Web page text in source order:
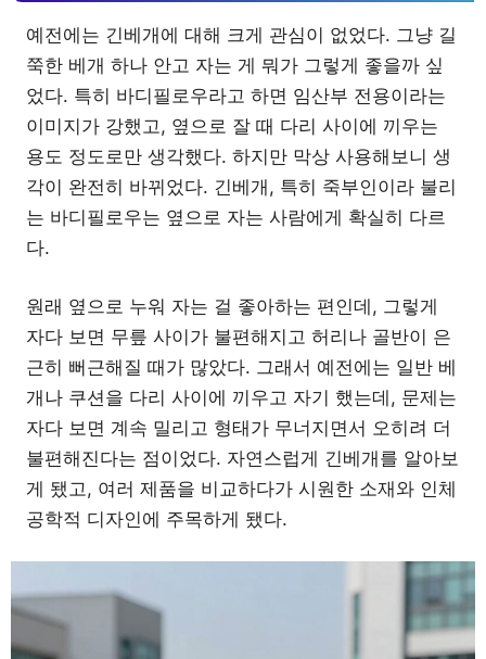
예전에는 긴베개에 대해 크게 관심이 없었다. 그냥 길
쭉한 베개 하나 안고 자는 게 뭐가 그렇게 좋을까 싶
었다. 특히 바디필로우라고 하면 임산부 전용이라는
이미지가 강했고, 옆으로 잘 때 다리 사이에 끼우는
용도 정도로만 생각했다. 하지만 막상 사용해보니 생
각이 완전히 바뀌었다. 긴베개, 특히 죽부인이라 불리
는 바디필로우는 옆으로 자는 사람에게 확실히 다르
다.
원래 옆으로 누워 자는 걸 좋아하는 편인데, 그렇게
자다 보면 무릎 사이가 불편해지고 허리나 골반이 은
근히 뻐근해질 때가 많았다. 그래서 예전에는 일반 베
개나 쿠션을 다리 사이에 끼우고 자기 했는데, 문제는
자다 보면 계속 밀리고 형태가 무너지면서 오히려 더
불편해진다는 점이었다. 자연스럽게 긴베개를 알아보
게 됐고, 여러 제품을 비교하다가 시원한 소재와 인체
공학적 디자인에 주목하게 됐다.